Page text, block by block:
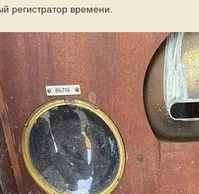
регистратор времени.